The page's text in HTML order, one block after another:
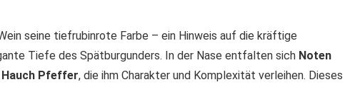
seine tiefrubinrote Farbe – ein Hinweis auf die kräftige
Tiefe des Spätburgunders. In der Nase entfalten sich Noten
Hauch Pfeffer, die ihm Charakter und Komplexität verleihen. Dieses